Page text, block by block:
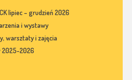
lipiec – grudzień 2026
i wystawy
warsztaty i zajęcia
2025-2026